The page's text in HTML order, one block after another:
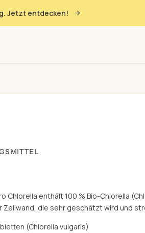
Jetzt entdecken!
Chlorella enthält 100 % Bio-Chlorella
Zellwand, die sehr geschätzt wird und
(Chlorella vulgaris)